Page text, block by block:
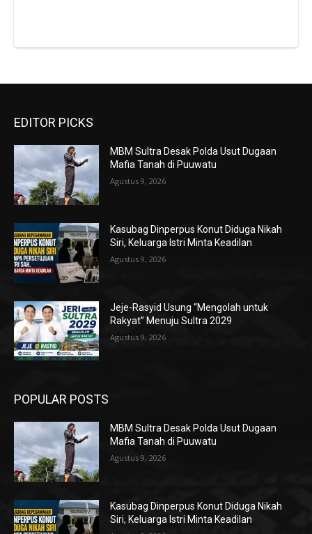
EDITOR PICKS
MBM Sultra Desak Polda Usut Dugaan
Mafia Tanah di Puuwatu
Agustus 9, 2026
Kasubag Dinperpus Konut Diduga Nikah
Siri, Keluarga Istri Minta Keadilan
Agustus 9, 2026
Jeje-Rasyid Usung “Mengolah untuk
Rakyat” Menuju Sultra 2029
Agustus 9, 2026
POPULAR POSTS
MBM Sultra Desak Polda Usut Dugaan
Mafia Tanah di Puuwatu
Agustus 9, 2026
Kasubag Dinperpus Konut Diduga Nikah
Siri, Keluarga Istri Minta Keadilan